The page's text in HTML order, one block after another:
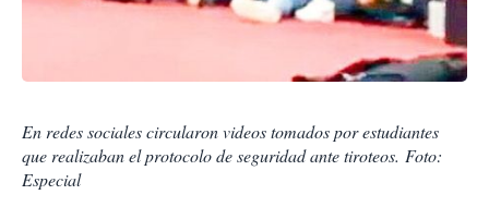
En redes sociales circularon videos tomados por estudiantes
que realizaban el protocolo de seguridad ante tiroteos. Foto:
Especial